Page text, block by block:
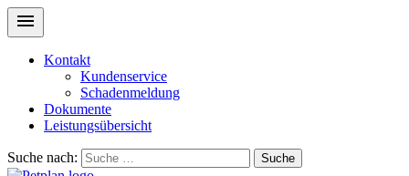
Kontakt
Kundenservice
Schadenmeldung
Dokumente
Leistungsübersicht
Suche nach: Suche